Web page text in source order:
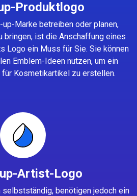
Produktlogo
Marke betreiben oder planen,
bringen, ist die Anschaffung eines
Logo ein Muss für Sie. Sie können
Emblem-Ideen nutzen, um ein
Kosmetikartikel zu erstellen.
Artist-Logo
benötigen jedoch ein